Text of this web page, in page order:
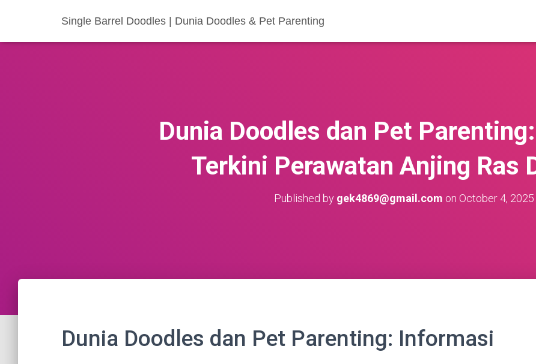
Single Barrel Doodles | Dunia Doodles & Pet Parenting
Dunia Doodles dan Pet
Terkini Perawatan Anjing Ras
Published by gek4869@gmail.com on October 4, 2025
Dunia Doodles dan Pet Parenting: Informasi